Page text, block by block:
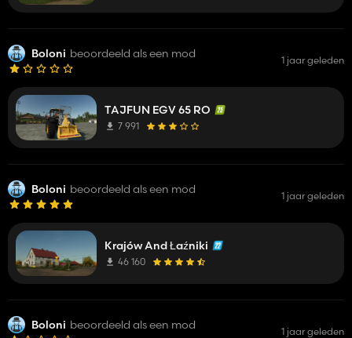
Boloni beoordeeld als een mod 1 jaar geleden
TAJFUN EGV 65 RO
7 991
Boloni beoordeeld als een mod 1 jaar geleden
Krajów And Łaźniki
46 160
Boloni beoordeeld als een mod 1 jaar geleden